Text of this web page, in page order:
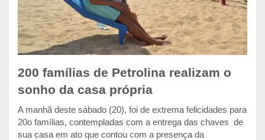
200 famílias de Petrolina realizam o
sonho da casa própria
A manhã deste sábado (20), foi de extrema felicidades para
20o famílias, contempladas com a entrega das chaves de
sua casa em ato que contou com a presença da